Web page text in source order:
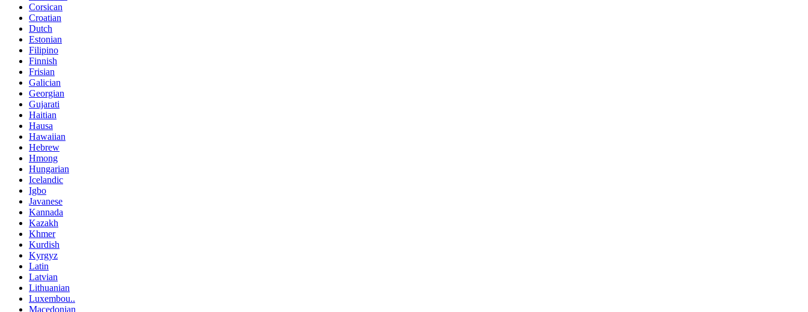
Corsican
Croatian
Dutch
Estonian
Filipino
Finnish
Frisian
Galician
Georgian
Gujarati
Haitian
Hausa
Hawaiian
Hebrew
Hmong
Hungarian
Icelandic
Igbo
Javanese
Kannada
Kazakh
Khmer
Kurdish
Kyrgyz
Latin
Latvian
Lithuanian
Luxembou..
Macedonian